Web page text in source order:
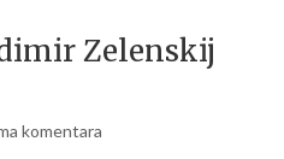
Zelenskij
komentara